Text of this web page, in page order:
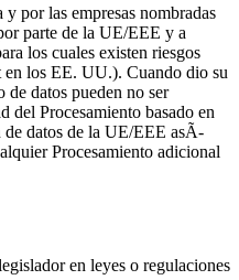
por las empresas nombradas
parte de la UE/EEE y a
los cuales existen riesgos
en los EE. UU.). Cuando dio su
datos pueden no ser
del Procesamiento basado en
de datos de la UE/EEE asÃ­
Procesamiento adicional
en leyes o regulaciones